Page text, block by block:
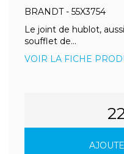
BRANDT - 55X3754
Le joint de hublot,
soufflet de...
VOIR LA FICHE